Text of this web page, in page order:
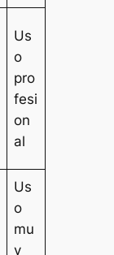
Us
o
pro
fesi
on
al
Us
o
mu
y